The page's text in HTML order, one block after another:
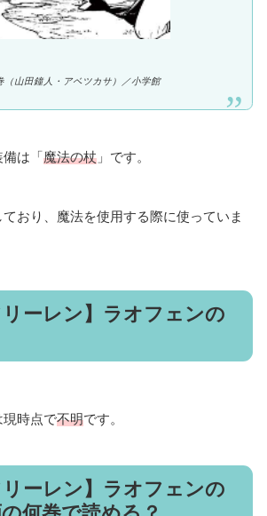
（山田鐘人・アベツカサ）／小学館
は「魔法の杖 」です。
おり、魔法を使用する際に使っていま
リーレン】ラオフェンの
現時点で不明です。
リーレン】ラオフェンの